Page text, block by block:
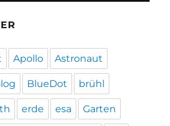
Apollo Astronaut
BlueDot brühl
erde esa Garten